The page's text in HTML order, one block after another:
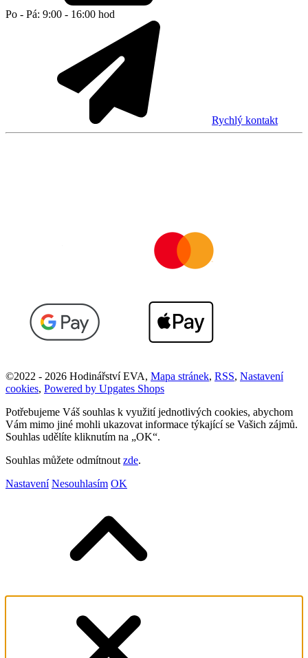
Po - Pá: 9:00 - 16:00 hod
Rychlý kontakt
©2022 - 2026 Hodinářství EVA, Mapa stránek, RSS, Nastavení
cookies, Powered by Upgates Shops
Potřebujeme Váš souhlas k využití jednotlivých cookies, abychom
Vám mimo jiné mohli ukazovat informace týkající se Vašich zájmů.
Souhlas udělíte kliknutím na „OK“.
Souhlas můžete odmítnout zde.
Nastavení Nesouhlasím OK